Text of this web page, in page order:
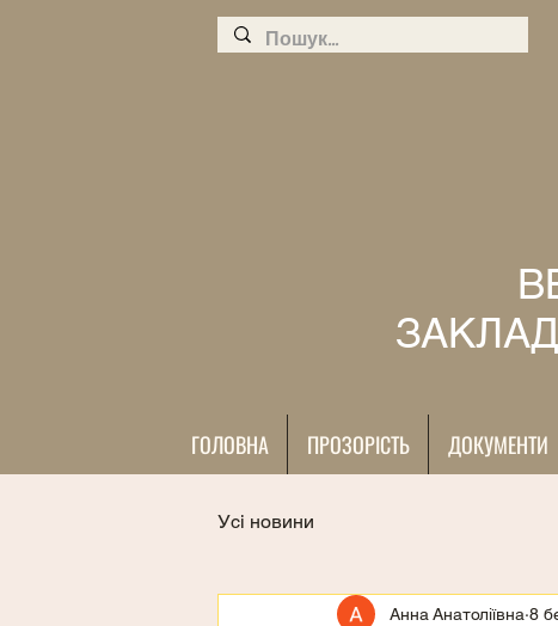
ГОЛОВНА ПРОЗОРІСТЬ ДОКУМЕНТИ
Усі новини
Анна Анатоліївна 8